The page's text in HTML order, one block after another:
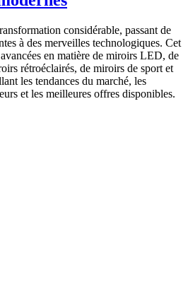
considérable, passant de
à des merveilles technologiques. Cet
en matière de miroirs LED, de
rétroéclairés, de miroirs de sport et
les tendances du marché, les
et les meilleures offres disponibles.